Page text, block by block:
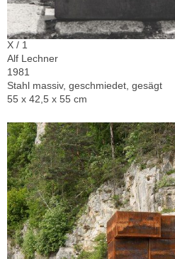
X / 1
Alf Lechner
1981
Stahl massiv, geschmiedet, gesägt
55 x 42,5 x 55 cm